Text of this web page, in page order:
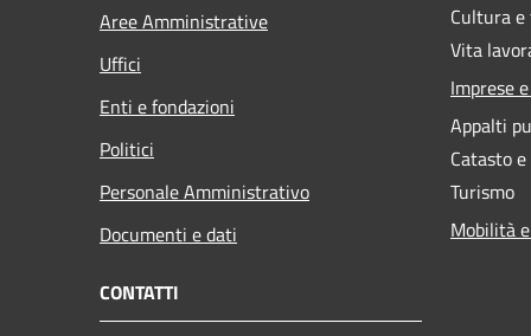
Aree Amministrative
Uffici
Enti e fondazioni
Politici
Personale Amministrativo
Documenti e dati
Cultura
Vita
Imprese
Appalti
Catasto
Turismo
Mobilità
CONTATTI